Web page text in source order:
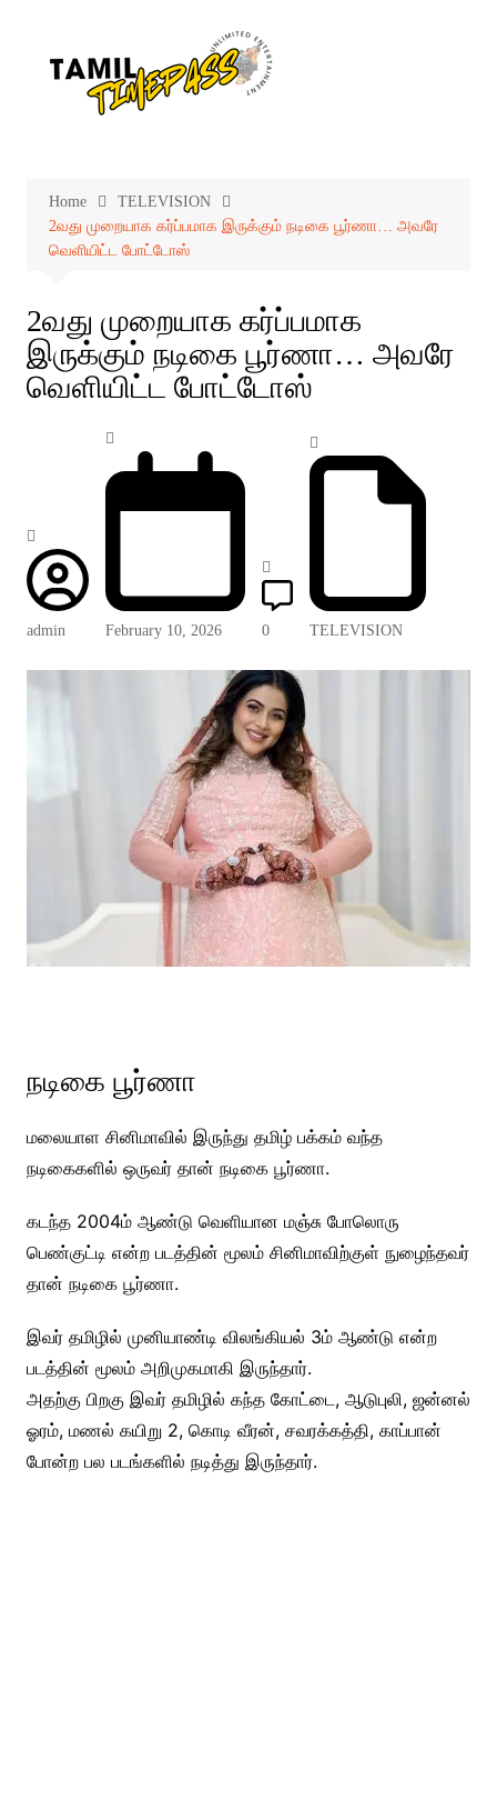
Home
TELEVISION
2வது முறையாக கர்ப்பமாக இருக்கும் நடிகை பூர்ணா… அவரே
வெளியிட்ட போட்டோஸ்
2வது முறையாக கர்ப்பமாக
இருக்கும் நடிகை பூர்ணா… அவரே
வெளியிட்ட போட்டோஸ்
admin February 10, 2026 0 TELEVISION
நடிகை பூர்ணா
மலையாள சினிமாவில் இருந்து தமிழ் பக்கம் வந்த
நடிகைகளில் ஒருவர் தான் நடிகை பூர்ணா.
கடந்த 2004ம் ஆண்டு வெளியான மஞ்சு போலொரு
பெண்குட்டி என்ற படத்தின் மூலம் சினிமாவிற்குள் நுழைந்தவர்
தான் நடிகை பூர்ணா.
இவர் தமிழில் முனியாண்டி விலங்கியல் 3ம் ஆண்டு என்ற
படத்தின் மூலம் அறிமுகமாகி இருந்தார்.
அதற்கு பிறகு இவர் தமிழில் கந்த கோட்டை, ஆடுபுலி, ஜன்னல்
ஓரம், மணல் கயிறு 2, கொடி வீரன், சவரக்கத்தி, காப்பான்
போன்ற பல படங்களில் நடித்து இருந்தார்.